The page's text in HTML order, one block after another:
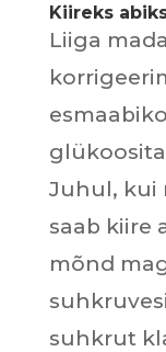
Kiireks
Liiga
Juhul, kui
saab kiire
mõnd
suhkrut